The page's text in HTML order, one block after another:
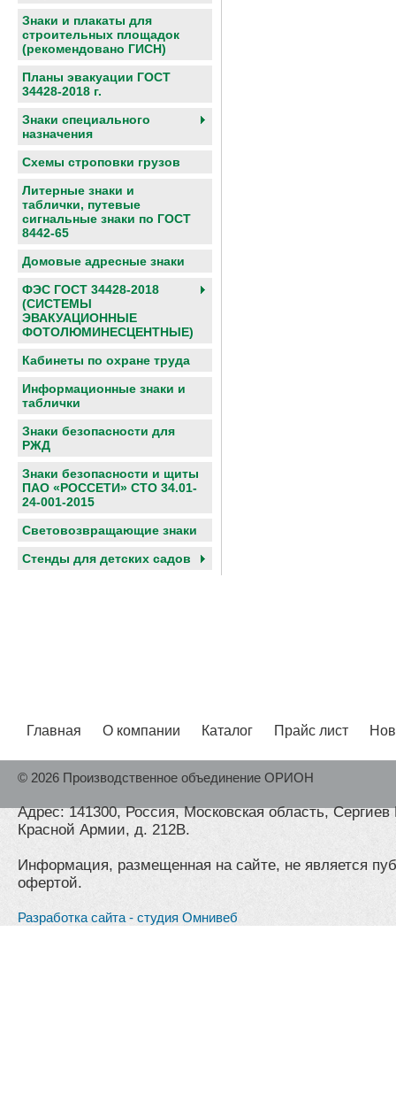
Знаки и плакаты для
строительных площадок
(рекомендовано ГИСН)
Планы эвакуации ГОСТ
34428-2018 г.
Знаки специального
назначения
Схемы строповки грузов
Литерные знаки и
таблички, путевые
сигнальные знаки по ГОСТ
8442-65
Домовые адресные знаки
ФЭС ГОСТ 34428-2018
(СИСТЕМЫ
ЭВАКУАЦИОННЫЕ
ФОТОЛЮМИНЕСЦЕНТНЫЕ)
Кабинеты по охране труда
Информационные знаки и
таблички
Знаки безопасности для
РЖД
Знаки безопасности и щиты
ПАО «РОССЕТИ» СТО 34.01-
24-001-2015
Световозвращающие знаки
Cтенды для детских садов
Главная О компании Каталог Прайс лист
© 2026 Производственное объединение ОРИОН
Адрес: 141300, Россия, Московская область,
Красной Армии, д. 212В.
Информация, размещенная на сайте, не является
офертой.
Разработка сайта - студия Омнивеб